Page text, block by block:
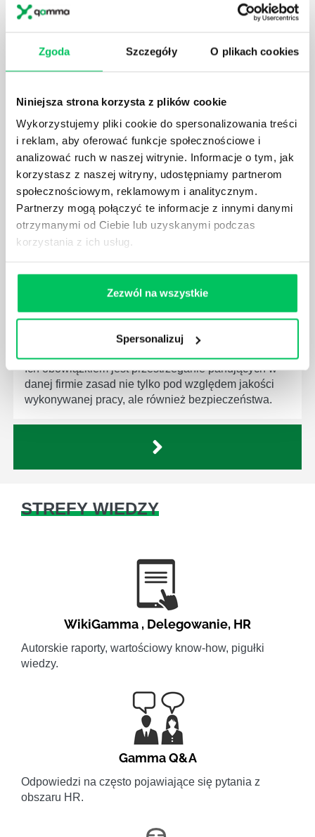
Zgoda Szczegóły O plikach cookies
Niniejsza strona korzysta z plików cookie
Wykorzystujemy pliki cookie do spersonalizowania treści
i reklam, aby oferować funkcje społecznościowe i
analizować ruch w naszej witrynie. Informacje o tym, jak
korzystasz z naszej witryny, udostępniamy partnerom
społecznościowym, reklamowym i analitycznym.
Partnerzy mogą połączyć te informacje z innymi danymi
otrzymanymi od Ciebie lub uzyskanymi podczas
korzystania z ich usług.
Zezwól na wszystkie
Spersonalizuj
GDZIE MOŻEMY ZAPOZNAĆ SIĘ Z
WYMAGANIAMI NORM JAKOŚCI WYROBÓW
W związku z ogromnym rozwojem dzisiejszego
które mają za zadanie poprawić poszczególne
dziedziny gospodarki. Dzięki nim wszystkie firmy
będą zobowiązane przestrzegać zasad, których
wprowadzenie dąży do ujednolicenia jakości
produktów, które trafiają do klientów.
CZYM ZAJMUJE SIĘ AUDYTOR WEWNĘTRZNY
LABORATORIUM?
W każdym miejscu pracy osoby zatrudnione na
poszczególne stanowiska muszą wykonywać
Ich obowiązkiem jest przestrzeganie panujących w
danej firmie zasad nie tylko pod względem jakości
wykonywanej pracy, ale również bezpieczeństwa.
STREFY WIEDZY
WikiGamma , Delegowanie, HR
Autorskie raporty, wartościowy know-how, pigułki
wiedzy.
Gamma Q&A
Odpowiedzi na często pojawiające się pytania z
obszaru HR.